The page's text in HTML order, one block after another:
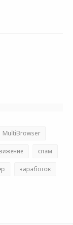
MultiBrowser
спам
заработок